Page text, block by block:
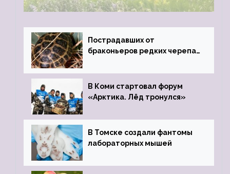
Пострадавших от
браконьеров редких черепах
зоопарк
В Коми стартовал форум
«Арктика. Лёд тронулся»
В Томске создали фантомы
лабораторных мышей